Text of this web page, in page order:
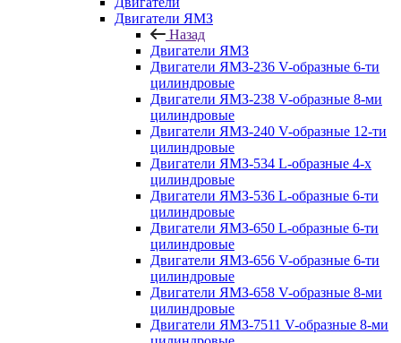
Двигатели ЯМЗ
Назад
Двигатели ЯМЗ
Двигатели ЯМЗ-236 V-образные 6-ти
цилиндровые
Двигатели ЯМЗ-238 V-образные 8-ми
цилиндровые
Двигатели ЯМЗ-240 V-образные 12-ти
цилиндровые
Двигатели ЯМЗ-534 L-образные 4-х
цилиндровые
Двигатели ЯМЗ-536 L-образные 6-ти
цилиндровые
Двигатели ЯМЗ-650 L-образные 6-ти
цилиндровые
Двигатели ЯМЗ-656 V-образные 6-ти
цилиндровые
Двигатели ЯМЗ-658 V-образные 8-ми
цилиндровые
Двигатели ЯМЗ-7511 V-образные 8-ми